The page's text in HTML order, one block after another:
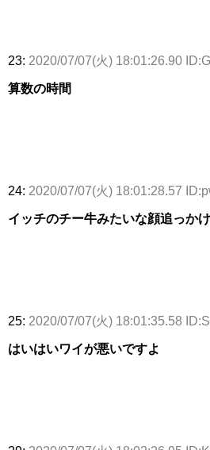
23: 2020/07/07(火) 18:01:26.90
算数の時間
24: 2020/07/07(火) 18:01:28.57
イッチのチー牛みたいな顔追っか
25: 2020/07/07(火) 18:01:35.58
はいはいワイが悪いですよ